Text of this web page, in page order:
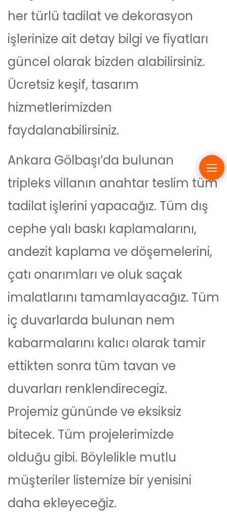
her türlü tadilat ve dekorasyon
işlerinize ait detay bilgi ve fiyatları
güncel olarak bizden alabilirsiniz.
Ücretsiz keşif, tasarım
hizmetlerimizden
faydalanabilirsiniz.
Ankara Gölbaşı’da bulunan
tripleks villanın anahtar teslim tüm
tadilat işlerini yapacağız. Tüm dış
cephe yalı baskı kaplamalarını,
andezit kaplama ve döşemelerini,
çatı onarımları ve oluk saçak
imalatlarını tamamlayacağız. Tüm
iç duvarlarda bulunan nem
kabarmalarını kalıcı olarak tamir
ettikten sonra tüm tavan ve
duvarları renklendirecegiz.
Projemiz gününde ve eksiksiz
bitecek. Tüm projelerimizde
olduğu gibi. Böylelikle mutlu
müşteriler listemize bir yenisini
daha ekleyeceğiz.